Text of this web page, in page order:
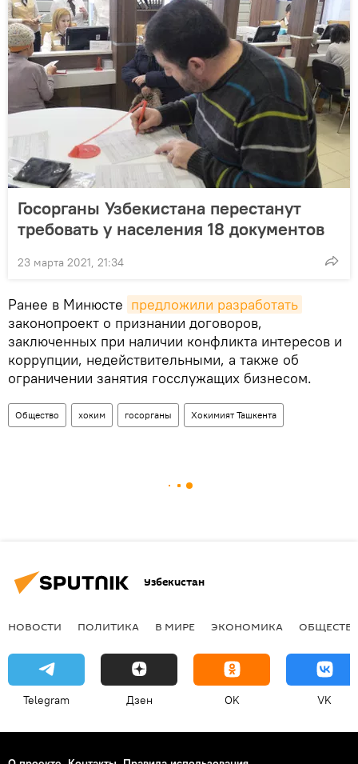
Госорганы Узбекистана перестанут
требовать у населения 18 документов
23 марта 2021, 21:34
Ранее в Минюсте предложили разработать
законопроект о признании договоров,
заключенных при наличии конфликта интересов и
коррупции, недействительными, а также об
ограничении занятия госслужащих бизнесом.
Общество хоким госорганы Хокимият Ташкента
Узбекистан
НОВОСТИ ПОЛИТИКА В МИРЕ ЭКОНОМИКА
Telegram Дзен OK VK